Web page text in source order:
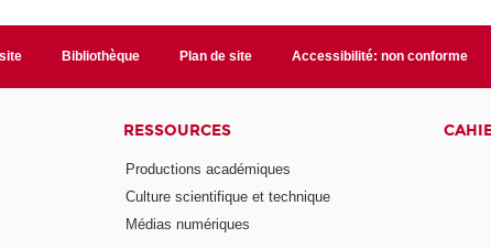
Bibliothèque Plan de site Accessibilité: non conforme
RESSOURCES
Productions académiques
Culture scientifique et technique
Médias numériques